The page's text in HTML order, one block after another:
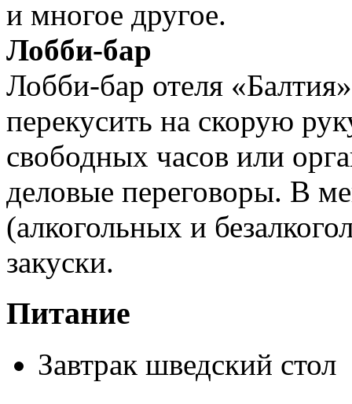
и многое другое.
Лобби-бар
Лобби-бар отеля
перекусить на скорую
свободных часов или
деловые переговоры. В
(алкогольных и
закуски.
Питание
Завтрак шведский стол